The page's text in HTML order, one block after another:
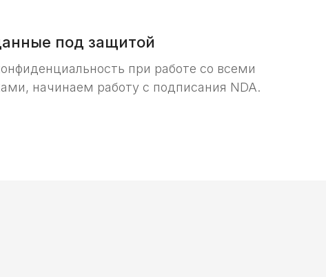
под защитой
при работе со всеми
начинаем работу с подписания NDA.